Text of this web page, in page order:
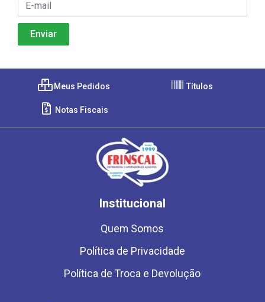
Meus Pedidos Títulos
Notas Fiscais
Institucional
Quem Somos
Política de Privacidade
Política de Troca e Devolução